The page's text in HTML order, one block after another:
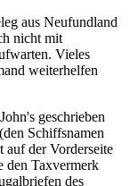
aus Neufundland
nicht mit
Vieles
weiterhelfen
geschrieben
Schiffsnamen
der Vorderseite
den Taxvermerk
des